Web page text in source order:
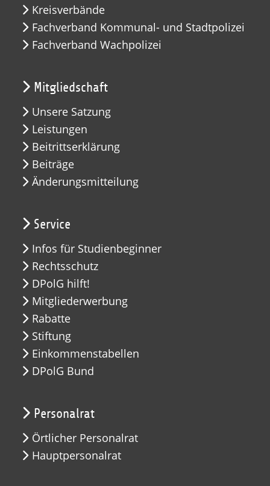
Kreisverbände
Fachverband Kommunal- und Stadtpolizei
Fachverband Wachpolizei
Mitgliedschaft
Unsere Satzung
Leistungen
Beitrittserklärung
Beiträge
Änderungsmitteilung
Service
Infos für Studienbeginner
Rechtsschutz
DPolG hilft!
Mitgliederwerbung
Rabatte
Stiftung
Einkommenstabellen
DPolG Bund
Personalrat
Örtlicher Personalrat
Hauptpersonalrat